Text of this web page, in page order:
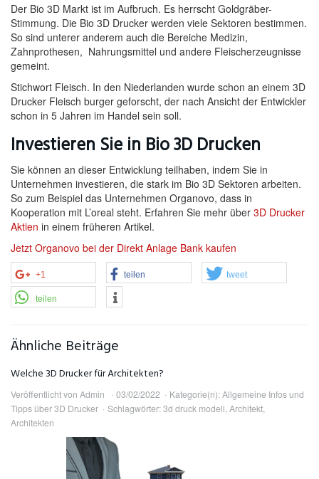
Der Bio 3D Markt ist im Aufbruch. Es herrscht Goldgräber-
Stimmung. Die Bio 3D Drucker werden viele Sektoren bestimmen.
So sind unterer anderem auch die Bereiche Medizin,
Zahnprothesen, Nahrungsmittel und andere Fleischerzeugnisse
gemeint.
Stichwort Fleisch. In den Niederlanden wurde schon an einem 3D
Drucker Fleisch burger geforscht, der nach Ansicht der Entwickler
schon in 5 Jahren im Handel sein soll.
Investieren Sie in Bio 3D Drucken
Sie können an dieser Entwicklung teilhaben, indem Sie in
Unternehmen investieren, die stark im Bio 3D Sektoren arbeiten.
So zum Beispiel das Unternehmen Organovo, dass in
Kooperation mit L’oreal steht. Erfahren Sie mehr über 3D Drucker
Aktien in einem früheren Artikel.
Jetzt Organovo bei der Direkt Anlage Bank kaufen
+1 teilen tweet
teilen
Ähnliche Beiträge
Welche 3D Drucker für Architekten?
Veröffentlicht von Admin 03/02/2022 Kategorie(n):Allgemeine Infos und
Tipps über 3D Drucker
Schlagwörter:3d druck modell, Architekt,
Architekten